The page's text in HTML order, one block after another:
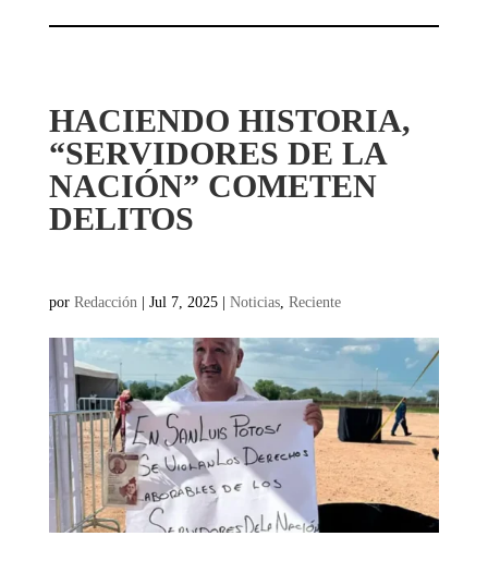
HACIENDO HISTORIA,
“SERVIDORES DE LA
NACIÓN” COMETEN
DELITOS
por Redacción | Jul 7, 2025| Noticias, Reciente